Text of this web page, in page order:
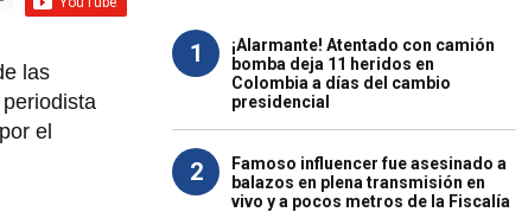
las
el
1
¡Alarmante! Atentado con camión
bomba deja 11 heridos en
Colombia a días del cambio
presidencial
2
Famoso influencer fue asesinado a
balazos en plena transmisión en
vivo y a pocos metros de la Fiscalía